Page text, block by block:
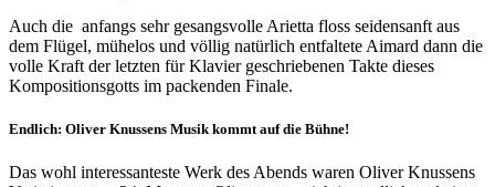
Auch die anfangs sehr gesangsvolle Arietta floss seidensanft aus
dem Flügel, mühelos und völlig natürlich entfaltete Aimard dann die
volle Kraft der letzten für Klavier geschriebenen Takte dieses
Kompositionsgotts im packenden Finale.
Endlich: Oliver Knussens Musik kommt auf die Bühne!
Das wohl interessanteste Werk des Abends waren Oliver Knussens